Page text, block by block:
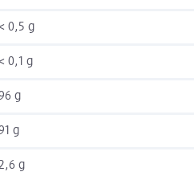
0,5 g
0,1 g
g
g
g